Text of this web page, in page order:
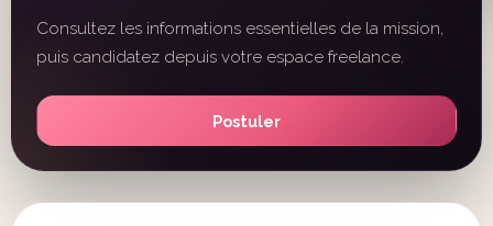
Consultez les informations essentielles de la mission,
puis candidatez depuis votre espace freelance.
Postuler